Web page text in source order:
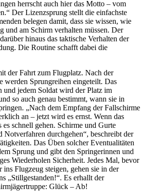
herrscht auch hier das Motto – vom
Der Lizenzsprung stellt die einfachste
belegen damit, dass sie wissen, wie
und am Schirm verhalten müssen. Der
hinaus das taktische Verhalten der
Die Routine schafft dabei die
der Fahrt zum Flugplatz. Nach der
werden Sprungreihen eingeteilt. Das
und jedem Soldat wird der Platz im
so auch genau bestimmt, wann sie in
„Nach dem Empfang der Fallschirme
an – jetzt wird es ernst. Wenn das
schnell gehen. Schirme und Gurte
Notverfahren durchgehen“, beschreibt der
Das Üben solcher Eventualitäten
Sprung und gibt den Springerinnen und
Wiederholen Sicherheit. Jedes Mal, bevor
ins Flugzeug steigen, gehen sie in der
„Stillgestanden!“. Es erhallt der
Glück – Ab!